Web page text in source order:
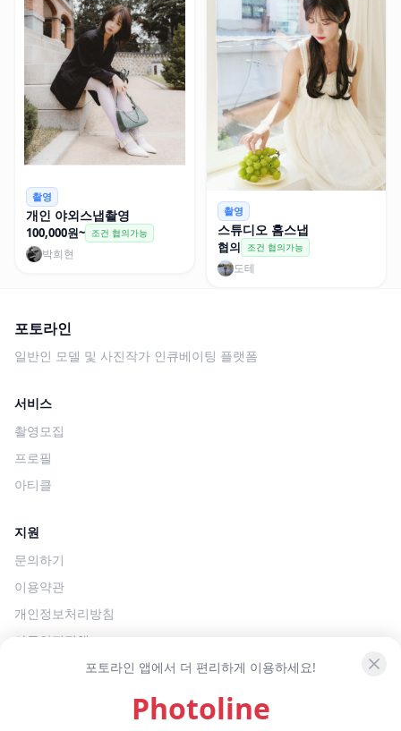
촬영
개인 야외스냅촬영
100,000원~ 조건 협의가능
박희현
촬영
스튜디오 홈스냅
협의 조건 협의가능
도테
포토라인
일반인 모델 및 사진작가 인큐베이팅 플랫폼
서비스
촬영모집
프로필
아티클
지원
문의하기
이용약관
개인정보처리방침
아동안전정책
포토라인 앱에서 더 편리하게 이용하세요!
Photoline